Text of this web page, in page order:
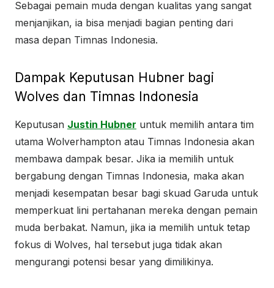
Sebagai pemain muda dengan kualitas yang sangat
menjanjikan, ia bisa menjadi bagian penting dari
masa depan Timnas Indonesia.
Dampak Keputusan Hubner bagi
Wolves dan Timnas Indonesia
Keputusan Justin Hubner untuk memilih antara tim
utama Wolverhampton atau Timnas Indonesia akan
membawa dampak besar. Jika ia memilih untuk
bergabung dengan Timnas Indonesia, maka akan
menjadi kesempatan besar bagi skuad Garuda untuk
memperkuat lini pertahanan mereka dengan pemain
muda berbakat. Namun, jika ia memilih untuk tetap
fokus di Wolves, hal tersebut juga tidak akan
mengurangi potensi besar yang dimilikinya.